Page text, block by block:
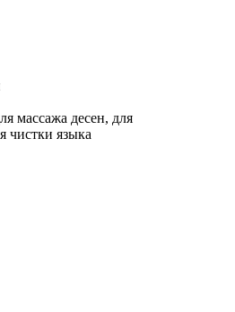
массажа десен, для
чистки языка